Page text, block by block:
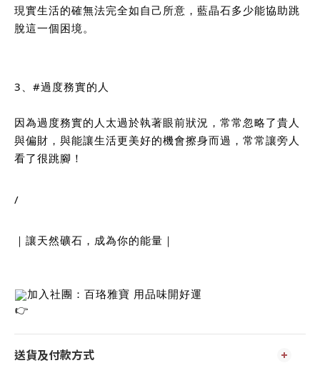
現實生活的確無法完全如自己所意，藍晶石多少能協助跳
脫這一個困境。
3、 #過度務實的人
因為過度務實的人太過於執著眼前狀況，常常忽略了貴人
與偏財，與能讓生活更美好的機會擦身而過，常常讓旁人
看了很跳腳！
/
｜讓天然礦石，成為你的能量｜
加入社團：百珞雅寶 用品味開好運
送貨及付款方式